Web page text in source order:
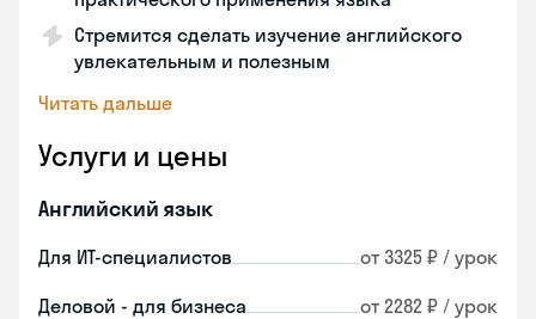
Стремится сделать изучение английского
увлекательным и полезным
Читать дальше
Услуги и цены
Английский язык
Для ИТ-специалистов от 3325 ₽ / урок
Деловой - для бизнеса от 2282 ₽ / урок